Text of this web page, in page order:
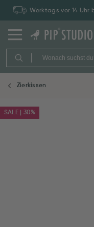
Werktags vor 14
Zierkissen
SALE | 30%